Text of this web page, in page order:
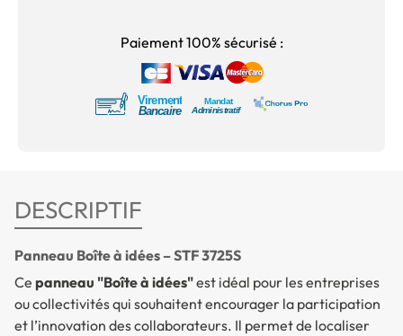
Paiement 100% sécurisé :
DESCRIPTIF
Panneau Boîte à idées – STF 3725S
Ce panneau "Boîte à idées"est idéal pour les entreprises
ou collectivités qui souhaitent encourager la participation
et l’innovation des collaborateurs. Il permet de localiser